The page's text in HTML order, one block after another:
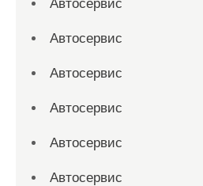
Автосервис
Автосервис
Автосервис
Автосервис
Автосервис
Автосервис